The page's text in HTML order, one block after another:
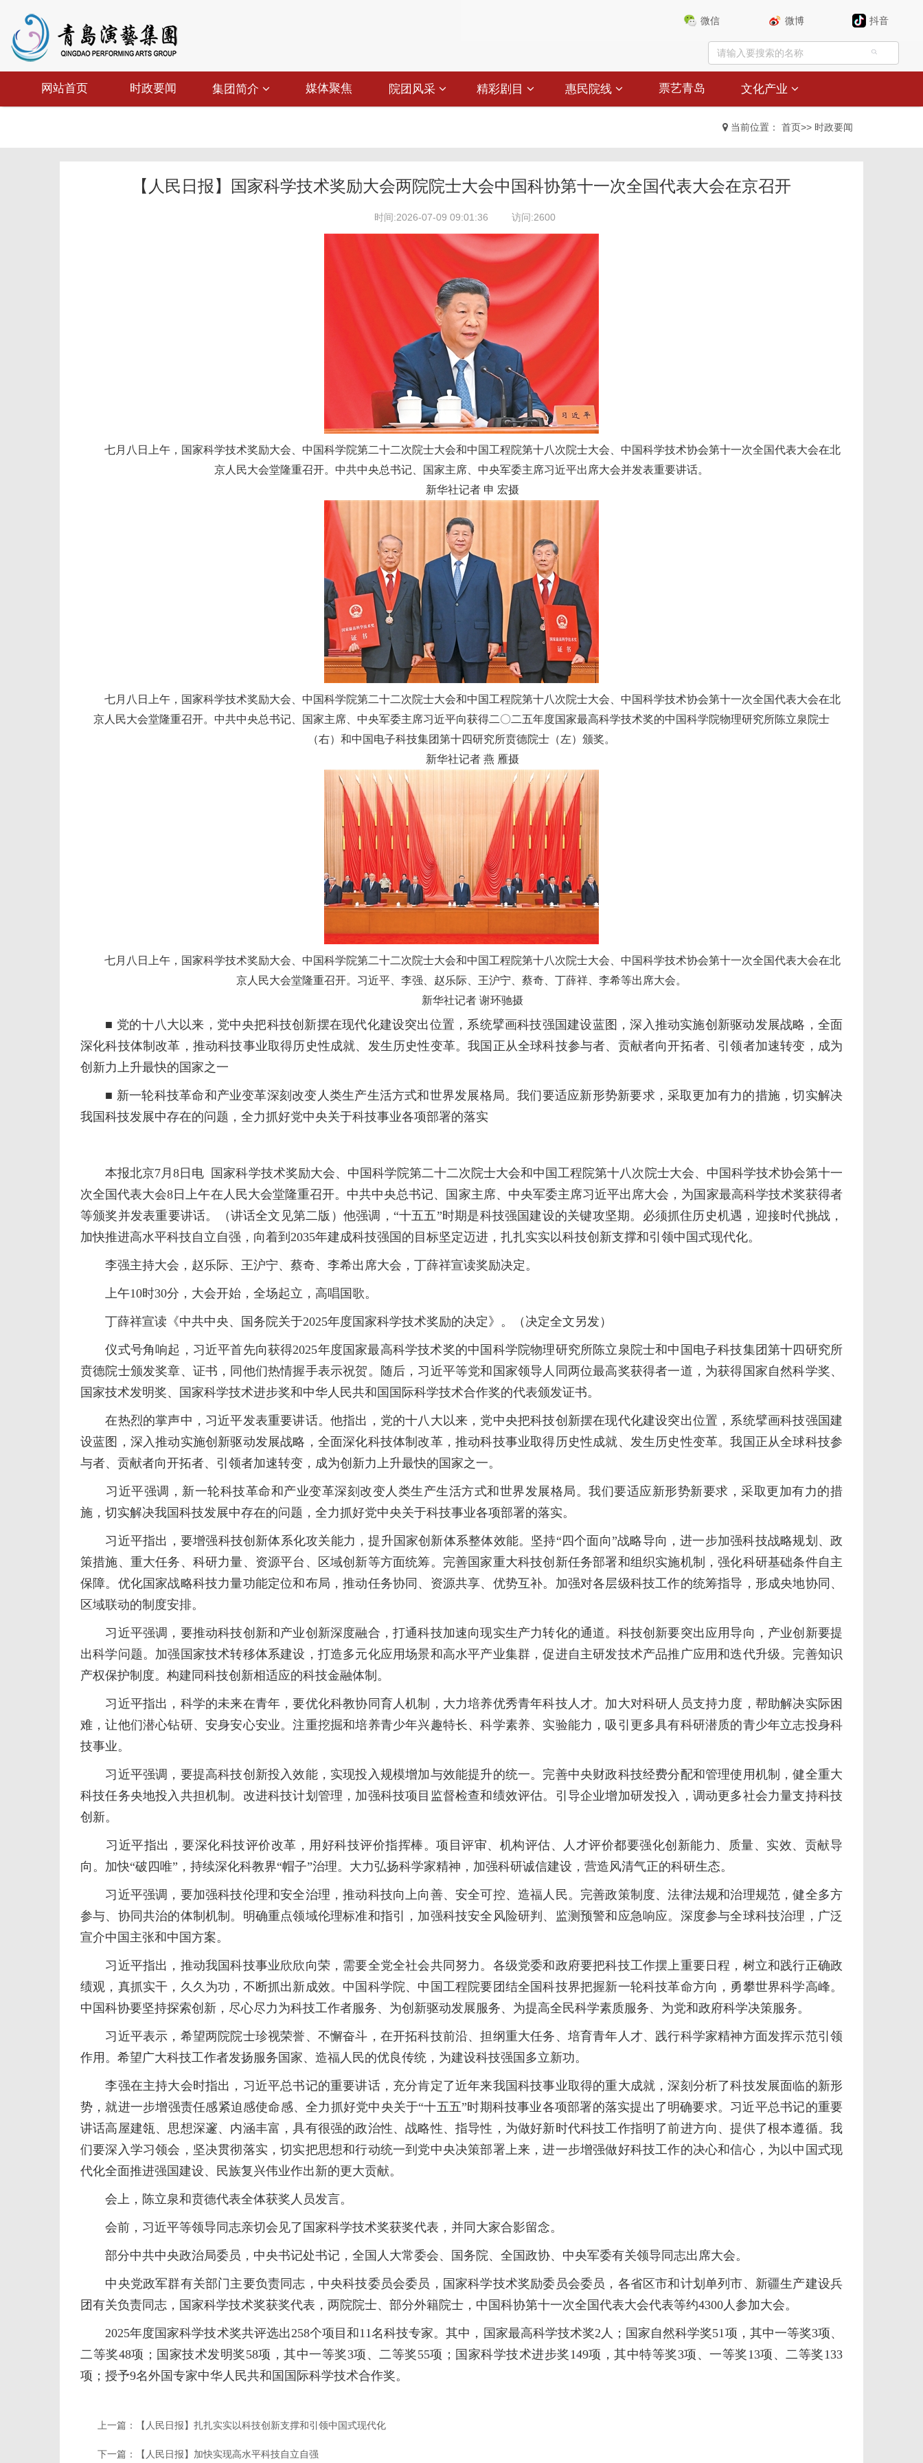
微信 微博 抖音
网站首页 时政要闻 集团简介 媒体聚焦 院团风采 精彩剧目 惠民院线 票艺青岛 文化产业
当前位置： 首页>> 时政要闻
【人民日报】国家科学技术奖励大会两院院士大会中国科协第十一次全国代表大会在京召开
时间:2026-07-09 09:01:36 访问:2600
七月八日上午，国家科学技术奖励大会、中国科学院第二十二次院士大会和中国工程院第十八次院士大会、中国科学技术协会第十一次全国代表大会在北
京人民大会堂隆重召开。中共中央总书记、国家主席、中央军委主席习近平出席大会并发表重要讲话。
新华社记者 申 宏摄
七月八日上午，国家科学技术奖励大会、中国科学院第二十二次院士大会和中国工程院第十八次院士大会、中国科学技术协会第十一次全国代表大会在北
京人民大会堂隆重召开。中共中央总书记、国家主席、中央军委主席习近平向获得二〇二五年度国家最高科学技术奖的中国科学院物理研究所陈立泉院士
（右）和中国电子科技集团第十四研究所贲德院士（左）颁奖。
新华社记者 燕 雁摄
七月八日上午，国家科学技术奖励大会、中国科学院第二十二次院士大会和中国工程院第十八次院士大会、中国科学技术协会第十一次全国代表大会在北
京人民大会堂隆重召开。习近平、李强、赵乐际、王沪宁、蔡奇、丁薛祥、李希等出席大会。
新华社记者 谢环驰摄
■ 党的十八大以来，党中央把科技创新摆在现代化建设突出位置，系统擘画科技强国建设蓝图，深入推动实施创新驱动发展战略，全面
深化科技体制改革，推动科技事业取得历史性成就、发生历史性变革。我国正从全球科技参与者、贡献者向开拓者、引领者加速转变，成为
创新力上升最快的国家之一
■ 新一轮科技革命和产业变革深刻改变人类生产生活方式和世界发展格局。我们要适应新形势新要求，采取更加有力的措施，切实解决
我国科技发展中存在的问题，全力抓好党中央关于科技事业各项部署的落实
本报北京7月8日电 国家科学技术奖励大会、中国科学院第二十二次院士大会和中国工程院第十八次院士大会、中国科学技术协会第十一
次全国代表大会8日上午在人民大会堂隆重召开。中共中央总书记、国家主席、中央军委主席习近平出席大会，为国家最高科学技术奖获得者
等颁奖并发表重要讲话。（讲话全文见第二版）他强调，“十五五”时期是科技强国建设的关键攻坚期。必须抓住历史机遇，迎接时代挑战，
加快推进高水平科技自立自强，向着到2035年建成科技强国的目标坚定迈进，扎扎实实以科技创新支撑和引领中国式现代化。
李强主持大会，赵乐际、王沪宁、蔡奇、李希出席大会，丁薛祥宣读奖励决定。
上午10时30分，大会开始，全场起立，高唱国歌。
丁薛祥宣读《中共中央、国务院关于2025年度国家科学技术奖励的决定》。（决定全文另发）
仪式号角响起，习近平首先向获得2025年度国家最高科学技术奖的中国科学院物理研究所陈立泉院士和中国电子科技集团第十四研究所
贲德院士颁发奖章、证书，同他们热情握手表示祝贺。随后，习近平等党和国家领导人同两位最高奖获得者一道，为获得国家自然科学奖、
国家技术发明奖、国家科学技术进步奖和中华人民共和国国际科学技术合作奖的代表颁发证书。
在热烈的掌声中，习近平发表重要讲话。他指出，党的十八大以来，党中央把科技创新摆在现代化建设突出位置，系统擘画科技强国建
设蓝图，深入推动实施创新驱动发展战略，全面深化科技体制改革，推动科技事业取得历史性成就、发生历史性变革。我国正从全球科技参
与者、贡献者向开拓者、引领者加速转变，成为创新力上升最快的国家之一。
习近平强调，新一轮科技革命和产业变革深刻改变人类生产生活方式和世界发展格局。我们要适应新形势新要求，采取更加有力的措
施，切实解决我国科技发展中存在的问题，全力抓好党中央关于科技事业各项部署的落实。
习近平指出，要增强科技创新体系化攻关能力，提升国家创新体系整体效能。坚持“四个面向”战略导向，进一步加强科技战略规划、政
策措施、重大任务、科研力量、资源平台、区域创新等方面统筹。完善国家重大科技创新任务部署和组织实施机制，强化科研基础条件自主
保障。优化国家战略科技力量功能定位和布局，推动任务协同、资源共享、优势互补。加强对各层级科技工作的统筹指导，形成央地协同、
区域联动的制度安排。
习近平强调，要推动科技创新和产业创新深度融合，打通科技加速向现实生产力转化的通道。科技创新要突出应用导向，产业创新要提
出科学问题。加强国家技术转移体系建设，打造多元化应用场景和高水平产业集群，促进自主研发技术产品推广应用和迭代升级。完善知识
产权保护制度。构建同科技创新相适应的科技金融体制。
习近平指出，科学的未来在青年，要优化科教协同育人机制，大力培养优秀青年科技人才。加大对科研人员支持力度，帮助解决实际困
难，让他们潜心钻研、安身安心安业。注重挖掘和培养青少年兴趣特长、科学素养、实验能力，吸引更多具有科研潜质的青少年立志投身科
技事业。
习近平强调，要提高科技创新投入效能，实现投入规模增加与效能提升的统一。完善中央财政科技经费分配和管理使用机制，健全重大
科技任务央地投入共担机制。改进科技计划管理，加强科技项目监督检查和绩效评估。引导企业增加研发投入，调动更多社会力量支持科技
创新。
习近平指出，要深化科技评价改革，用好科技评价指挥棒。项目评审、机构评估、人才评价都要强化创新能力、质量、实效、贡献导
向。加快“破四唯”，持续深化科教界“帽子”治理。大力弘扬科学家精神，加强科研诚信建设，营造风清气正的科研生态。
习近平强调，要加强科技伦理和安全治理，推动科技向上向善、安全可控、造福人民。完善政策制度、法律法规和治理规范，健全多方
参与、协同共治的体制机制。明确重点领域伦理标准和指引，加强科技安全风险研判、监测预警和应急响应。深度参与全球科技治理，广泛
宣介中国主张和中国方案。
习近平指出，推动我国科技事业欣欣向荣，需要全党全社会共同努力。各级党委和政府要把科技工作摆上重要日程，树立和践行正确政
绩观，真抓实干，久久为功，不断抓出新成效。中国科学院、中国工程院要团结全国科技界把握新一轮科技革命方向，勇攀世界科学高峰。
中国科协要坚持探索创新，尽心尽力为科技工作者服务、为创新驱动发展服务、为提高全民科学素质服务、为党和政府科学决策服务。
习近平表示，希望两院院士珍视荣誉、不懈奋斗，在开拓科技前沿、担纲重大任务、培育青年人才、践行科学家精神方面发挥示范引领
作用。希望广大科技工作者发扬服务国家、造福人民的优良传统，为建设科技强国多立新功。
李强在主持大会时指出，习近平总书记的重要讲话，充分肯定了近年来我国科技事业取得的重大成就，深刻分析了科技发展面临的新形
势，就进一步增强责任感紧迫感使命感、全力抓好党中央关于“十五五”时期科技事业各项部署的落实提出了明确要求。习近平总书记的重要
讲话高屋建瓴、思想深邃、内涵丰富，具有很强的政治性、战略性、指导性，为做好新时代科技工作指明了前进方向、提供了根本遵循。我
们要深入学习领会，坚决贯彻落实，切实把思想和行动统一到党中央决策部署上来，进一步增强做好科技工作的决心和信心，为以中国式现
代化全面推进强国建设、民族复兴伟业作出新的更大贡献。
会上，陈立泉和贲德代表全体获奖人员发言。
会前，习近平等领导同志亲切会见了国家科学技术奖获奖代表，并同大家合影留念。
部分中共中央政治局委员，中央书记处书记，全国人大常委会、国务院、全国政协、中央军委有关领导同志出席大会。
中央党政军群有关部门主要负责同志，中央科技委员会委员，国家科学技术奖励委员会委员，各省区市和计划单列市、新疆生产建设兵
团有关负责同志，国家科学技术奖获奖代表，两院院士、部分外籍院士，中国科协第十一次全国代表大会代表等约4300人参加大会。
2025年度国家科学技术奖共评选出258个项目和11名科技专家。其中，国家最高科学技术奖2人；国家自然科学奖51项，其中一等奖3项、
二等奖48项；国家技术发明奖58项，其中一等奖3项、二等奖55项；国家科学技术进步奖149项，其中特等奖3项、一等奖13项、二等奖133
项；授予9名外国专家中华人民共和国国际科学技术合作奖。
上一篇： 【人民日报】扎扎实实以科技创新支撑和引领中国式现代化
下一篇： 【人民日报】加快实现高水平科技自立自强